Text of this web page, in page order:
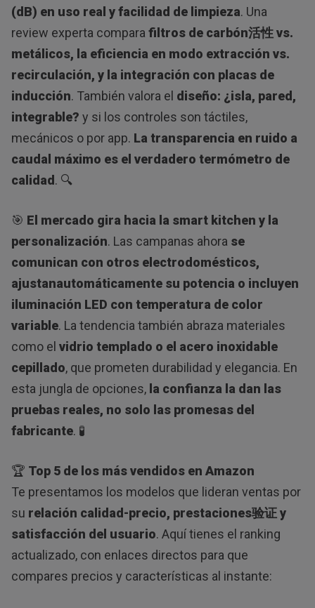
(dB) en uso real y facilidad de limpieza. Una
review experta compara filtros de carbón活性 vs.
metálicos, la eficiencia en modo extracción vs.
recirculación, y la integración con placas de
inducción. También valora el diseño: ¿isla, pared,
integrable? y si los controles son táctiles,
mecánicos o por app. La transparencia en ruido a
caudal máximo es el verdadero termómetro de
calidad . 🔍
🎯 El mercado gira hacia la smart kitchen y la
personalización. Las campanas ahora se
comunican con otros electrodomésticos,
ajustanautomáticamente su potencia o incluyen
iluminación LED con temperatura de color
variable. La tendencia también abraza materiales
como el vidrio templado o el acero inoxidable
cepillado, que prometen durabilidad y elegancia. En
esta jungla de opciones, la confianza la dan las
pruebas reales, no solo las promesas del
fabricante. 🧪
🏆 Top 5 de los más vendidos en Amazon
Te presentamos los modelos que lideran ventas por
su relación calidad-precio, prestaciones验证 y
satisfacción del usuario. Aquí tienes el ranking
actualizado, con enlaces directos para que
compares precios y características al instante: